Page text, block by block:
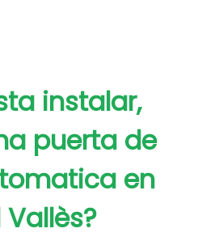
instalar,
puerta de
en